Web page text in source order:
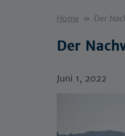
Home Der
Der
Juni 1, 2022